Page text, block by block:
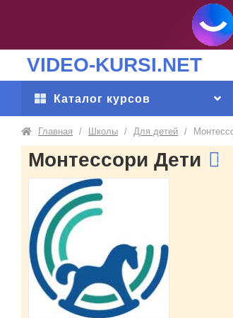
VIDEO-KURSI.NET
Каталог курсов
Главная / Школы / Для детей /
Монтессори Дети